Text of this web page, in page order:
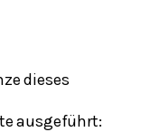
dieses
ausgeführt: